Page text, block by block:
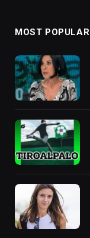
MOST POPULAR